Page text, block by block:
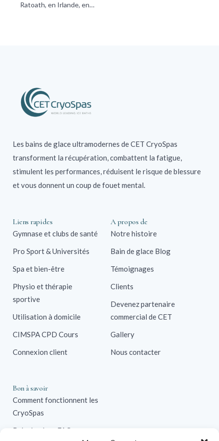
Ratoath, en Irlande, en…
Les bains de glace ultramodernes de CET CryoSpas
transforment la récupération, combattent la fatigue,
stimulent les performances, réduisent le risque de blessure
et vous donnent un coup de fouet mental.
Liens rapides
Gymnase et clubs de santé
Pro Sport & Universités
Spa et bien-être
Physio et thérapie
sportive
Utilisation à domicile
CIMSPA CPD Cours
Connexion client
A propos de
Notre histoire
Bain de glace Blog
Témoignages
Clients
Devenez partenaire
commercial de CET
Gallery
Nous contacter
Bon à savoir
Comment fonctionnent les
CryoSpas
Bain de glace FAQ